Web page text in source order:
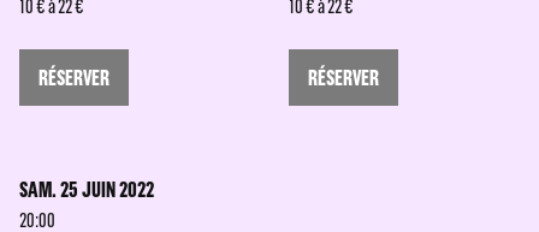
10 € à 22 €
RÉSERVER
10 € à 22 €
RÉSERVER
SAM. 25 JUIN 2022
20:00